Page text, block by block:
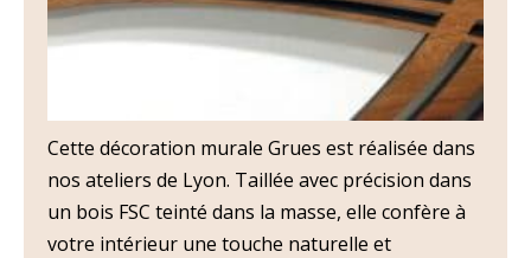
Cette décoration murale Grues est réalisée dans
nos ateliers de Lyon. Taillée avec précision dans
un bois FSC teinté dans la masse, elle confère à
votre intérieur une touche naturelle et